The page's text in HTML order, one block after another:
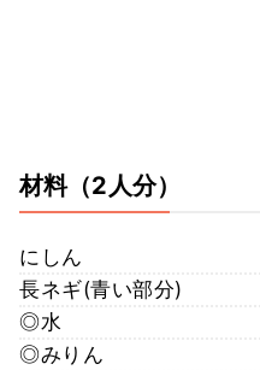
材料（2人分）
にしん
長ネギ(青い部分)
◎水
◎みりん